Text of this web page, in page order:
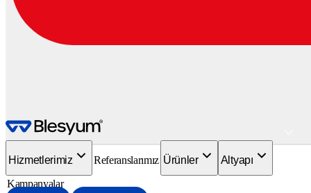
Hizmetlerimiz Referanslarımız Ürünler
Altyapı
Kampanyalar